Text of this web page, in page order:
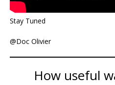
Stay Tuned
@Doc Olivier
How useful